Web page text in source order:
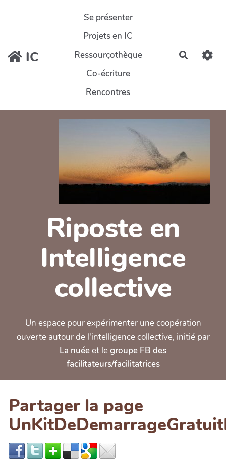
Aller au contenu principal
IC
Se présenter
Projets en IC
Ressourçothèque
Co-écriture
Rencontres
Riposte en
Intelligence
collective
Un espace pour expérimenter une coopération
ouverte autour de l'intelligence collective, initié par
La nuéeet legroupe FB des
facilitateurs/facilitatrices
Partager la page